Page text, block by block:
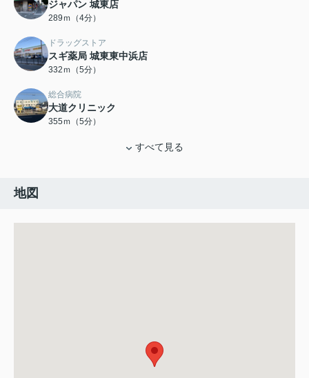
ジャパン 城東店
289ｍ（4分）
ドラッグストア
スギ薬局 城東東中浜店
332ｍ（5分）
総合病院
大道クリニック
355ｍ（5分）
すべて見る
地図